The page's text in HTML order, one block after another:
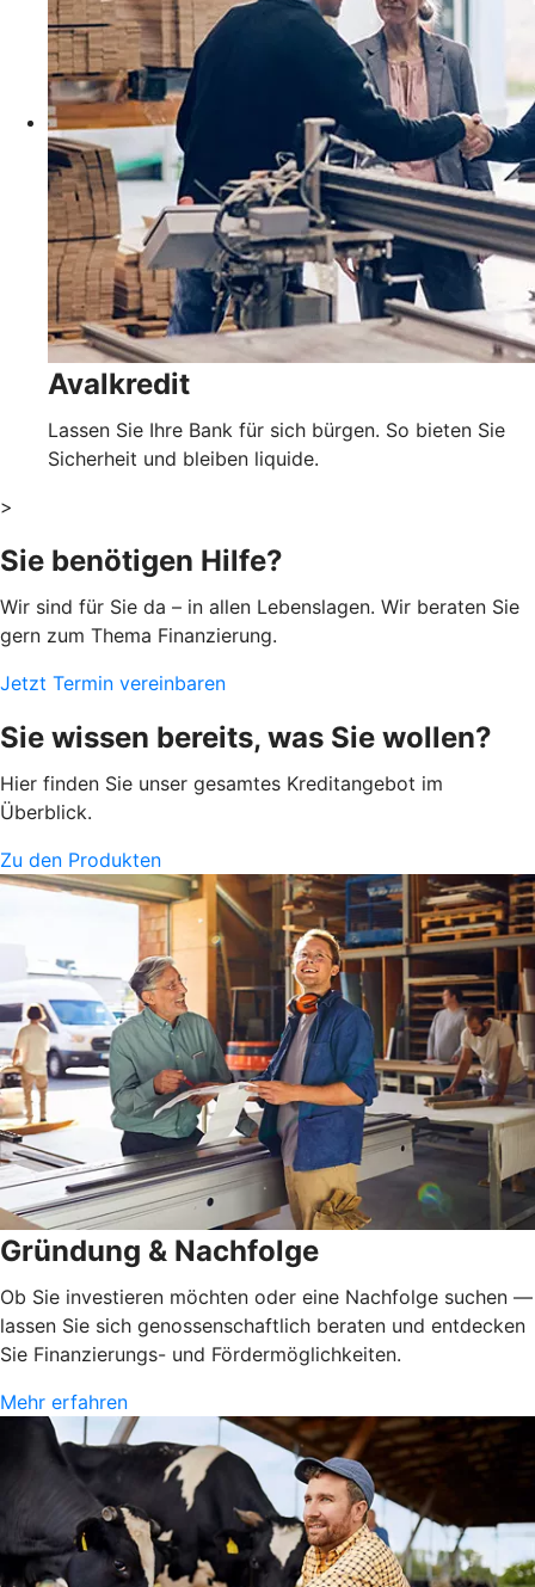
Avalkredit
Lassen Sie Ihre Bank für sich bürgen. So bieten Sie
Sicherheit und bleiben liquide.
>
Sie benötigen Hilfe?
Wir sind für Sie da – in allen Lebenslagen. Wir beraten Sie
gern zum Thema Finanzierung.
Jetzt Termin vereinbaren
Sie wissen bereits, was Sie wollen?
Hier finden Sie unser gesamtes Kreditangebot im
Überblick.
Zu den Produkten
Gründung & Nachfolge
Ob Sie investieren möchten oder eine Nachfolge suchen —
lassen Sie sich genossenschaftlich beraten und entdecken
Sie Finanzierungs- und Fördermöglichkeiten.
Mehr erfahren